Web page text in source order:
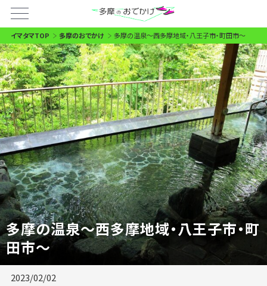
イマタマTOP 多摩のおでかけ 多摩の温泉〜西多摩地域・八王子市・町田市〜
多摩の温泉〜西多摩地域・八王子市・町
田市〜
2023/02/02